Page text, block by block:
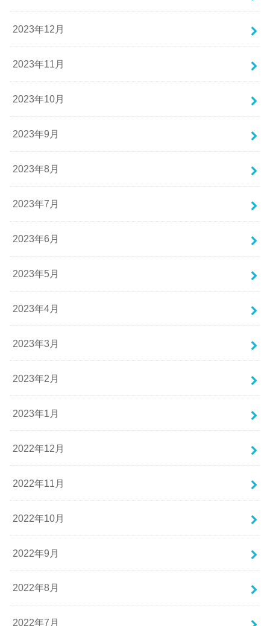
2023年12月
2023年11月
2023年10月
2023年9月
2023年8月
2023年7月
2023年6月
2023年5月
2023年4月
2023年3月
2023年2月
2023年1月
2022年12月
2022年11月
2022年10月
2022年9月
2022年8月
2022年7月